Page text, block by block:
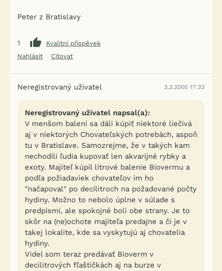
Peter z Bratislavy
1
Kvalitní příspěvek
Nahlásit
Citovat
Neregistrovaný uživatel 3.3.2005 17:33
Neregistrovaný uživatel napsal(a):
V menšom balení sa dáli kúpiť niektoré liečivá
aj v niektorých Chovateľských potrebách, aspoň
tu v Bratislave. Samozrejme, že v takých kam
nechodili ľudia kupovať len akvarijné rybky a
exoty. Majiteľ kúpil litrové balenie Biovermu a
podľa požiadaviek chovateľov im ho
"načapoval" po decilitroch na požadované počty
hydiny. Možno to nebolo úplne v súlade s
predpismi, ale spokojné boli obe strany. Je to
skôr na (ne)ochote majiteľa predajne a či je v
takej lokalite, kde sa vyskytujú aj chovatelia
hydiny.
Videl som teraz predávať Bioverm v
decilitrových fľaštičkách aj na burze v